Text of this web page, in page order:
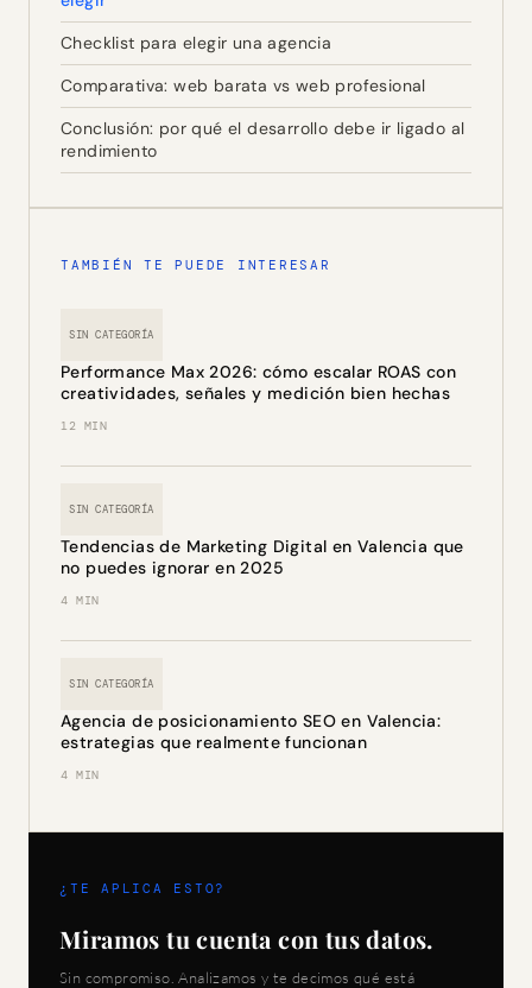
Checklist para elegir una agencia
Comparativa: web barata vs web profesional
Conclusión: por qué el desarrollo debe ir ligado al
rendimiento
TAMBIÉN TE PUEDE INTERESAR
SIN CATEGORÍA
Performance Max 2026: cómo escalar ROAS con
creatividades, señales y medición bien hechas
12 MIN
SIN CATEGORÍA
Tendencias de Marketing Digital en Valencia que
no puedes ignorar en 2025
4 MIN
SIN CATEGORÍA
Agencia de posicionamiento SEO en Valencia:
estrategias que realmente funcionan
4 MIN
¿TE APLICA ESTO?
Miramos tu cuenta con tus datos.
Sin compromiso. Analizamos y te decimos qué está